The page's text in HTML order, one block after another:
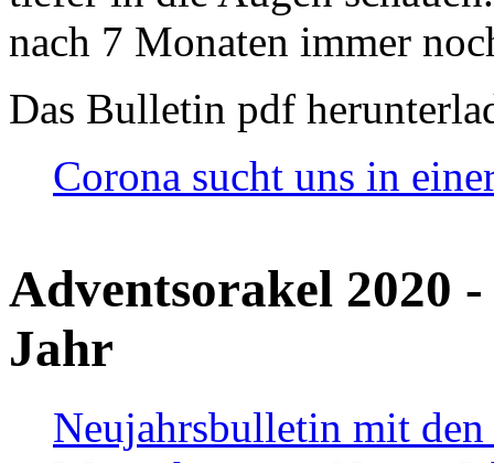
nach 7 Monaten immer
Das Bulletin pdf
Corona sucht uns in
Adventsorakel 2020
Jahr
Neujahrsbulletin mit den